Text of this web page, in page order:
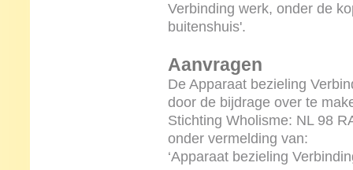
Verbinding werk, onder de
buitenshuis'.
Aanvragen
De Apparaat bezieling
door de bijdrage over te
Stichting Wholisme: NL 98
onder vermelding van:
‘Apparaat bezieling